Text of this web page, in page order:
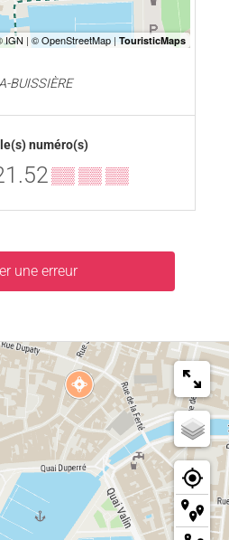
BUISSIÈRE
numéro(s)
▒▒ ▒▒ ▒▒
une erreur